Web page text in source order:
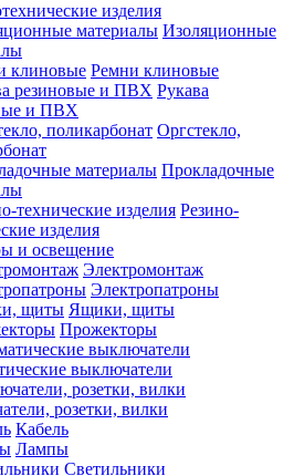
изделия
Изоляционные
Ремни клиновые
Рукава
и ПВХ
Оргстекло,
Прокладочные
Резино-
изделия
и освещение
Электромонтаж
Электропатроны
Ящики, щиты
Прожекторы
выключатели
розетки, вилки
Кабель
Лампы
Светильники